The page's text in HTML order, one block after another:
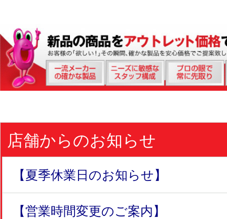
店舗からのお知らせ
【夏季休業日のお知らせ】
【営業時間変更のご案内】